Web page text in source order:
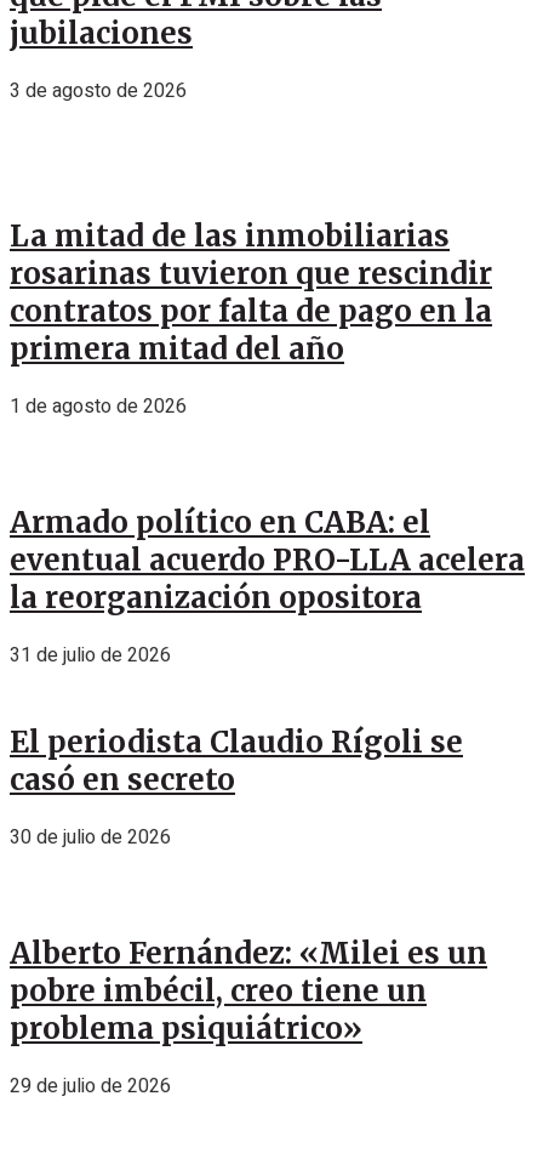
jubilaciones
3 de agosto de 2026
La mitad de las inmobiliarias
rosarinas tuvieron que rescindir
contratos por falta de pago en la
primera mitad del año
1 de agosto de 2026
Armado político en CABA: el
eventual acuerdo PRO-LLA acelera
la reorganización opositora
31 de julio de 2026
El periodista Claudio Rígoli se
casó en secreto
30 de julio de 2026
Alberto Fernández: «Milei es un
pobre imbécil, creo tiene un
problema psiquiátrico»
29 de julio de 2026